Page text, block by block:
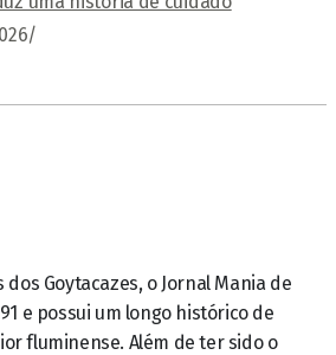
/
dos Goytacazes, o Jornal Mania de
e possui um longo histórico de
fluminense. Além de ter sido o